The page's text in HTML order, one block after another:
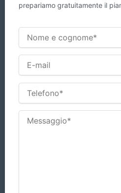
prepariamo gratuitamente il